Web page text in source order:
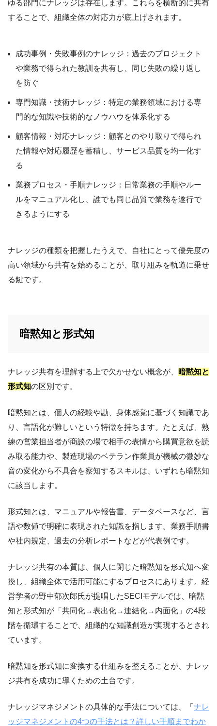
ゆる部門にナレッジは存在します。これらを横断的に共有
することで、組織全体の対応力が底上げされます。
成功事例・失敗事例のナレッジ：過去のプロジェクト
や業務で得られた教訓を共有し、同じ失敗の繰り返し
を防ぐ
専門知識・技術ナレッジ：特定の業務領域における専
門的な知識や技術的なノウハウを体系化する
顧客情報・対応ナレッジ：顧客とのやり取りで得られ
た情報や対応履歴を蓄積し、サービス品質を均一化す
る
業務プロセス・手順ナレッジ：日常業務の手順やルー
ルをマニュアル化し、誰でも同じ品質で業務を遂行で
きるようにする
ナレッジの種類を把握したうえで、自社にとって優先度の
高い領域から共有を始めることが、取り組みを軌道に乗せ
る鍵です。
暗黙知と形式知
ナレッジ共有を理解する上で欠かせない概念が、
暗黙知と
形式知の区別です。
暗黙知とは、個人の経験や勘、身体感覚に基づく知識であ
り、言語化が難しいという特徴を持ちます。たとえば、熟
練の営業担当者が商談の場で相手の表情から購買意欲を読
み取る能力や、製造現場のベテラン作業員が機械の微妙な
音の変化から不具合を察知するスキルは、いずれも暗黙知
に該当します。
形式知とは、マニュアルや報告書、データベースなど、言
語や数値で明確に表現された知識を指します。業務手順書
や社内規定、過去の分析レポートなどが代表例です。
ナレッジ共有の本質は、個人に閉じた暗黙知を形式知へ変
換し、組織全体で活用可能にするプロセスにあります。経
営学者の野中郁次郎氏が提唱したSECIモデルでは、暗黙
知と形式知が「共同化→表出化→連結化→内面化」の4段
階を循環することで、組織的な知識創造が実現するとされ
ています。
暗黙知を形式知に変換する仕組みを整えることが、ナレッ
ジ共有を成功に導くための土台です。
ナレッジマネジメントの具体的な手法については、「 ナレ
ッジマネジメントの4つの手法とは？詳しい手順までわか